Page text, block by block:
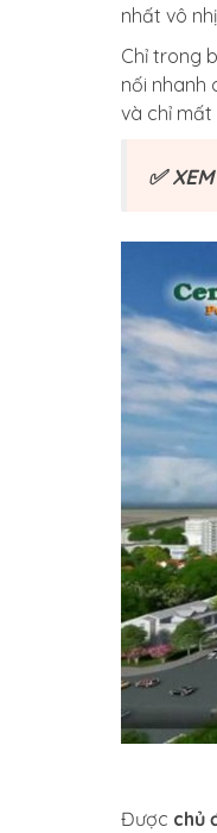
nhất vô
Chỉ trong
nối nhanh
và chỉ mất
✅
Được chủ